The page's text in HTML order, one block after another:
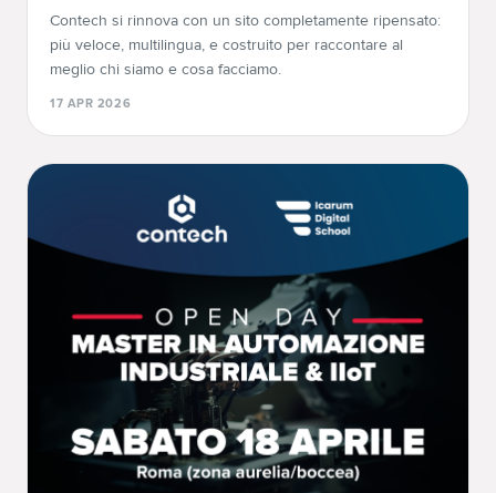
Contech si rinnova con un sito completamente ripensato:
più veloce, multilingua, e costruito per raccontare al
meglio chi siamo e cosa facciamo.
17 APR 2026